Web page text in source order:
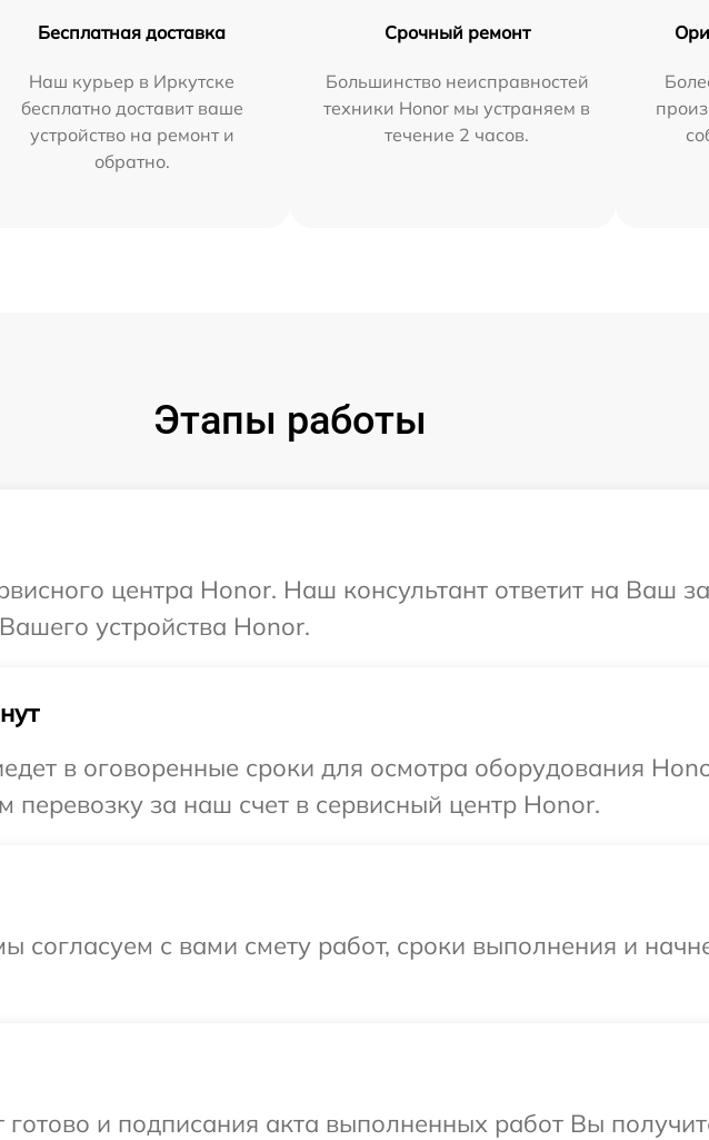
Бесплатная доставка
Наш курьер в Иркутске
бесплатно доставит ваше
устройство на ремонт и
обратно.
Срочный ремонт
Большинство неисправностей
техники Honor мы устраняем в
течение 2 часов.
Этапы работы
центра Honor. Наш консультант ответит на Ваш
устройства Honor.
в оговоренные сроки для осмотра оборудования
перевозку за наш счет в сервисный центр Honor.
согласуем с вами смету работ, сроки выполнения и
готово и подписания акта выполненных работ Вы